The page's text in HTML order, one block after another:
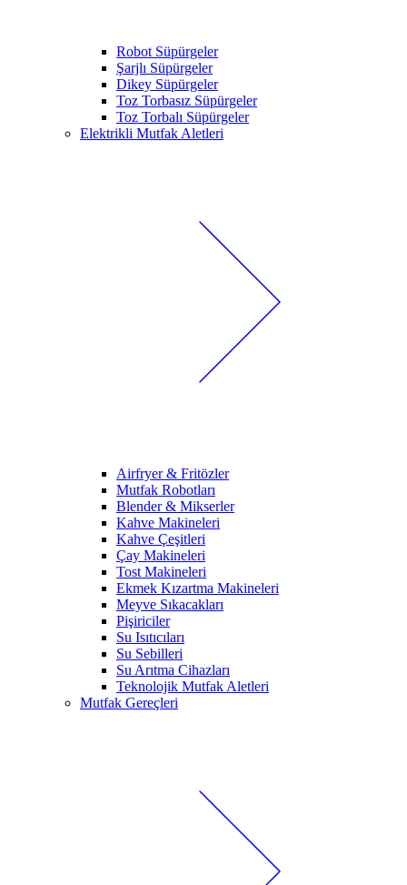
Robot Süpürgeler
Şarjlı Süpürgeler
Dikey Süpürgeler
Toz Torbasız Süpürgeler
Toz Torbalı Süpürgeler
Elektrikli Mutfak Aletleri
Airfryer & Fritözler
Mutfak Robotları
Blender & Mikserler
Kahve Makineleri
Kahve Çeşitleri
Çay Makineleri
Tost Makineleri
Ekmek Kızartma Makineleri
Meyve Sıkacakları
Pişiriciler
Su Isıtıcıları
Su Sebilleri
Su Arıtma Cihazları
Teknolojik Mutfak Aletleri
Mutfak Gereçleri